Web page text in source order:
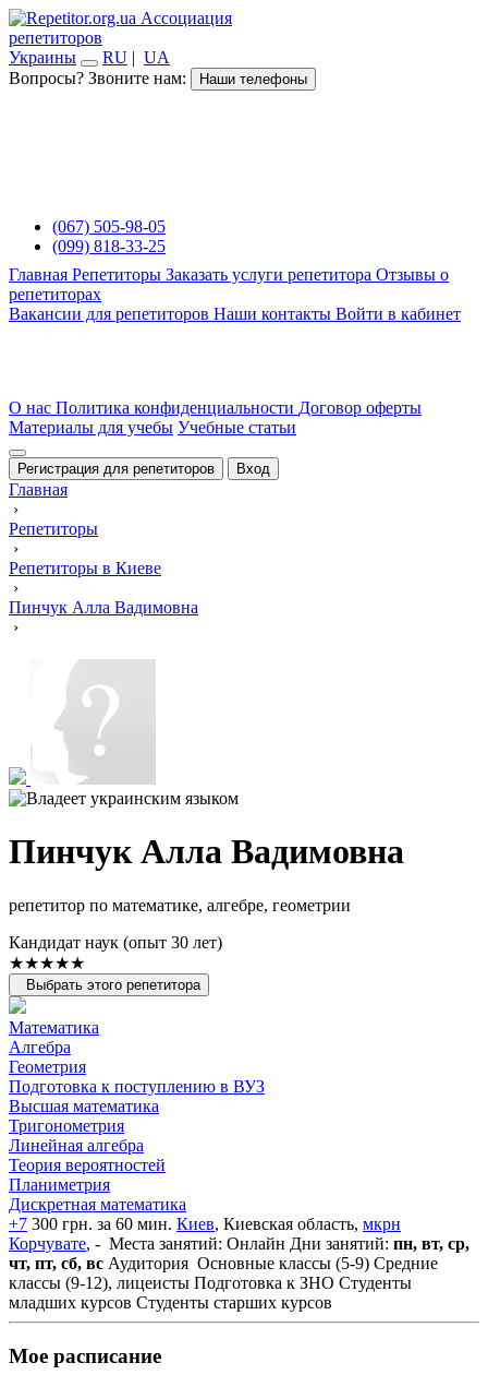
Ассоциация
репетиторов
Украины
RU | UA
Вопросы? Звоните нам:
Наши телефоны
(067) 505-98-05
(099) 818-33-25
Главная Репетиторы Заказать услуги репетитора Отзывы о
репетиторах
Вакансии для репетиторов Наши контакты Войти в кабинет
О нас Политика конфиденциальности Договор оферты
Материалы для учебы Учебные статьи
Регистрация для репетиторов Вход
Главная
›
Репетиторы
›
Репетиторы в Киеве
›
Пинчук Алла Вадимовна
›
Пинчук Алла Вадимовна
репетитор по математике, алгебре, геометрии
Кандидат наук (опыт 30 лет)
★★★★★
Выбрать этого репетитора
Математика
Алгебра
Геометрия
Подготовка к поступлению в ВУЗ
Высшая математика
Тригонометрия
Линейная алгебра
Теория вероятностей
Планиметрия
Дискретная математика
+7 300 грн. за 60 мин. Киев, Киевская область, мкрн
Корчувате, - Места занятий: Онлайн Дни занятий: пн, вт, ср,
чт, пт, сб, вс Аудитория Основные классы (5-9) Средние
классы (9-12), лицеисты Подготовка к ЗНО Студенты
младших курсов Студенты старших курсов
Мое расписание